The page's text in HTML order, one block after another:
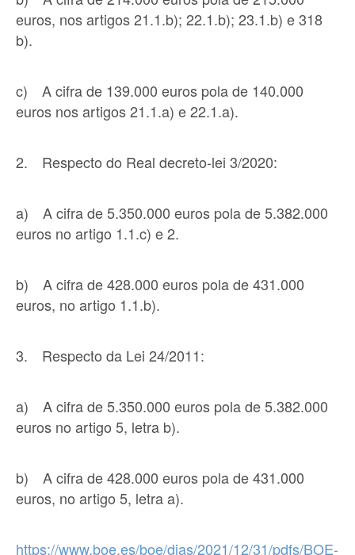
euros, nos artigos 21.1.b); 22.1.b); 23.1.b) e 318
b).
c) A cifra de 139.000 euros pola de 140.000
euros nos artigos 21.1.a) e 22.1.a).
2. Respecto do Real decreto-lei 3/2020:
a) A cifra de 5.350.000 euros pola de 5.382.000
euros no artigo 1.1.c) e 2.
b) A cifra de 428.000 euros pola de 431.000
euros, no artigo 1.1.b).
3. Respecto da Lei 24/2011:
a) A cifra de 5.350.000 euros pola de 5.382.000
euros no artigo 5, letra b).
b) A cifra de 428.000 euros pola de 431.000
euros, no artigo 5, letra a).
https://www.boe.es/boe/dias/2021/12/31/pdfs/BOE-